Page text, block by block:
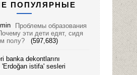
ПОПУЛЯРНЫЕ
Проблемы образования
эти дети едят, сидя
полу?
(597,683)